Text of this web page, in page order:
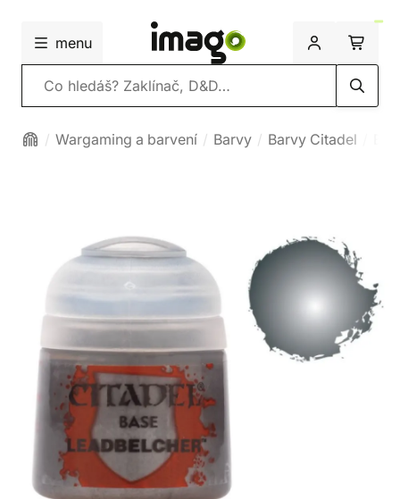
menu
Vyhledávání
Wargaming a barvení Barvy Barvy Citadel